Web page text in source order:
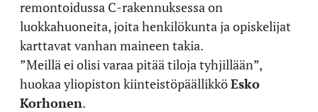
remontoidussa C-rakennuksessa on
luokkahuoneita, joita henkilökunta ja opiskelijat
karttavat vanhan maineen takia.
”Meillä ei olisi varaa pitää tiloja tyhjillään”,
huokaa yliopiston kiinteistöpäällikköEsko
Korhonen.